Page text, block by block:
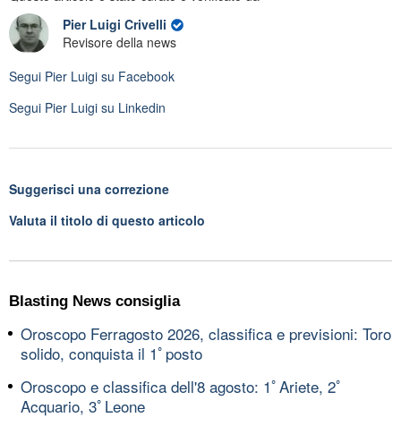
Pier Luigi Crivelli
Revisore della news
Segui Pier Luigi su Facebook
Segui Pier Luigi su Linkedin
Suggerisci una correzione
Valuta il titolo di questo articolo
Blasting News consiglia
Oroscopo Ferragosto 2026, classifica e previsioni: Toro
solido, conquista il 1ﾟposto
Oroscopo e classifica dell'8 agosto: 1ﾟAriete, 2ﾟ
Acquario, 3ﾟLeone